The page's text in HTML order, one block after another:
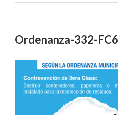
Ordenanza-332-FC6